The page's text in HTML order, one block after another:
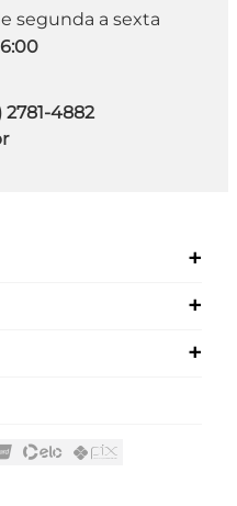
segunda a sexta
2781-4882
+
+
+